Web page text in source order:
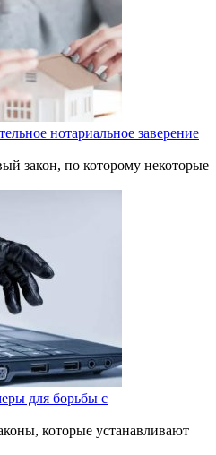
нотариальное заверение
закон, по которому некоторые
для борьбы с
которые устанавливают